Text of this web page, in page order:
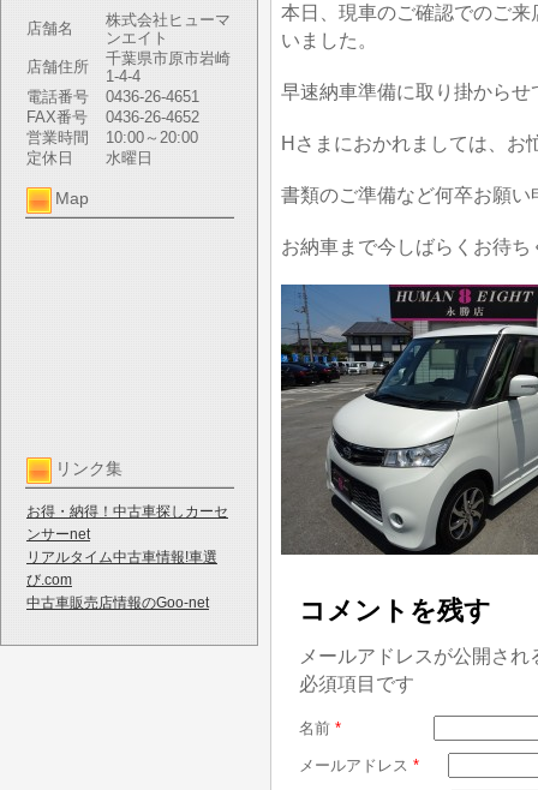
店舗名
株式会社ヒューマ
ンエイト
店舗住所
千葉県市原市岩崎
1-4-4
電話番号
0436-26-4651
FAX番号
0436-26-4652
営業時間
10:00～20:00
定休日
水曜日
Map
リンク集
お得・納得！中古車探しカーセ
ンサーnet
リアルタイム中古車情報!車選
び.com
中古車販売店情報のGoo-net
本日、現車のご確認でのご
いました。
早速納車準備に取り掛からせ
Hさまにおかれましては、お
書類のご準備など何卒お願い
お納車まで今しばらくお待ち
コメントを残す
メールアドレスが公開さ
必須項目です
名前 *
メールアドレス *